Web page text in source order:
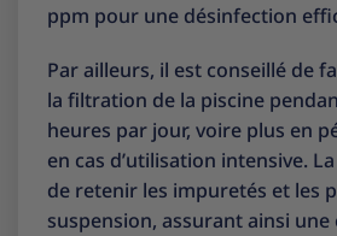
ppm pour une désinfection
Par ailleurs, il est conseillé de
la filtration de la piscine
heures par jour, voire plus en
en cas d’utilisation intensive.
de retenir les impuretés et les
suspension, assurant ainsi une